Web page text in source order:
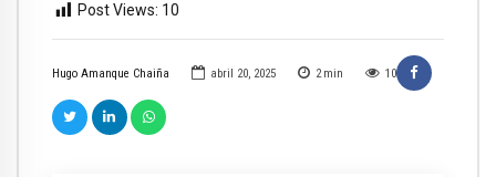
Hugo Amanque Chaiña abril 20, 2025 2 min 10
Post Views: 10